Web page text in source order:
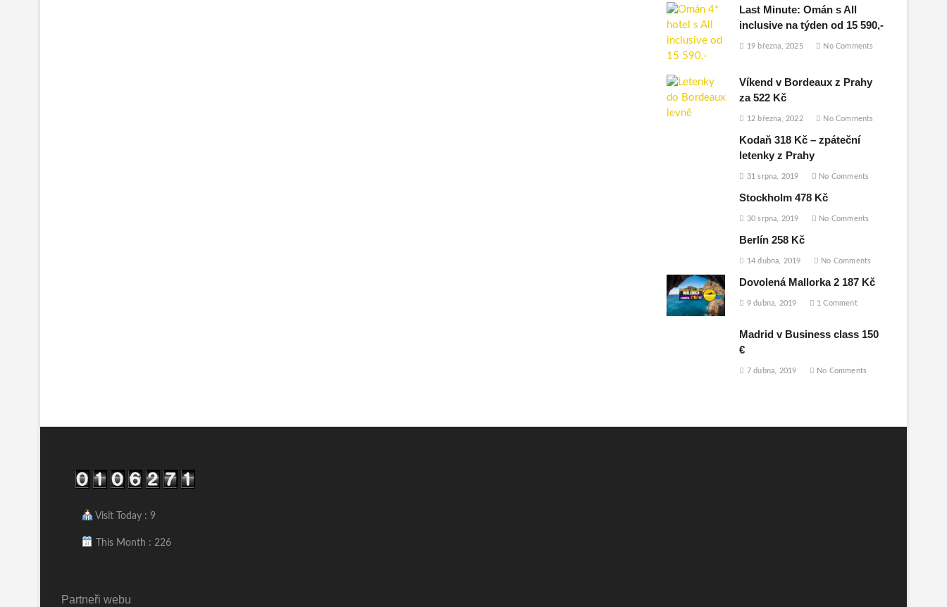
Last Minute: Omán s All
inclusive na týden od 15 590,-
19 března, 2025 No Comments
Víkend v Bordeaux z Prahy
za 522 Kč
12 března, 2022 No Comments
Kodaň 318 Kč – zpáteční
letenky z Prahy
31 srpna, 2019 No Comments
Stockholm 478 Kč
30 srpna, 2019 No Comments
Berlín 258 Kč
14 dubna, 2019 No Comments
Dovolená Mallorka 2 187 Kč
9 dubna, 2019 1 Comment
Madrid v Business class 150
€
7 dubna, 2019 No Comments
Visit Today : 9
This Month : 226
Partneři webu